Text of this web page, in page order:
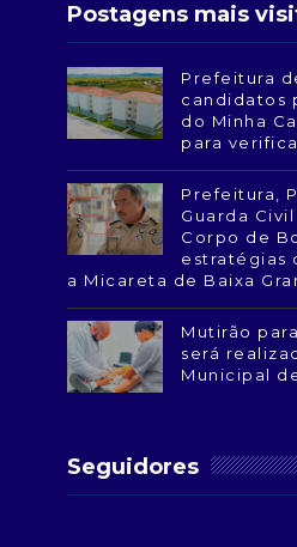
Postagens mais
Prefeitura
candidatos
do Minha
para
Prefeitura,
Guarda
Corpo de
estratégias
a Micareta de Baixa
Mutirão
será
Municipal
Seguidores